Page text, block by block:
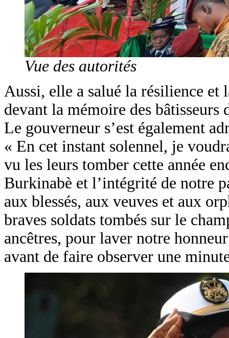
Vue des autorités
Aussi, elle a salué la résilience et
devant la mémoire des bâtisseurs
Le gouverneur s’est également
« En cet instant solennel, je
vu les leurs tomber cette année
Burkinabè et l’intégrité de notre
aux blessés, aux veuves et aux
braves soldats tombés sur le
ancêtres, pour laver notre
avant de faire observer une